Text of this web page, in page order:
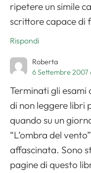
ripetere un simile
scrittore capace di
Rispondi
Roberta
6 Settembre 2007
Terminati gli
di non leggere libri
quando su un
“L’ombra del
affascinata. Sono
pagine di questo